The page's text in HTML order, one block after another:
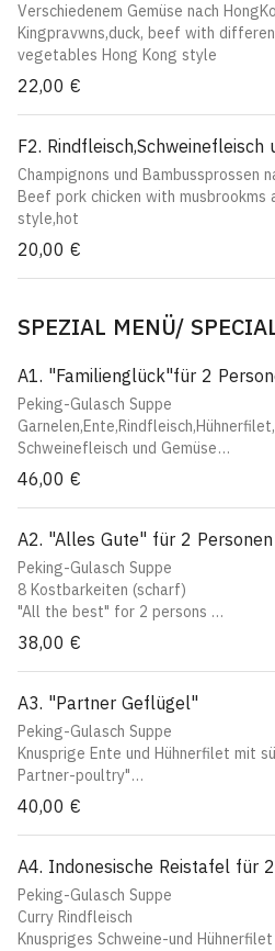
Verschiedenem Gemüse nach
Kingpravwns,duck, beef with
vegetables Hong Kong style
22,00 €
F2.
Champignons und Bambussprossen
Beef pork chicken with musbrookms
style,hot
20,00 €
SPEZIAL MENÜ/
A1. "Familienglück"für 2
Peking-Gulasch Suppe
Garnelen,Ente,Rindfleisch,Hühnerfilet,
Schweinefleisch und Gemüse
"Lucky family"for 2 persons
Peking soup
Kingprawns, duck,beef,chiken, pork
vgetables
46,00 €
A2. "Alles Gute" für 2 Personen
Peking-Gulasch Suppe
8 Kostbarkeiten (scharf)
"All the best" for 2 persons
Peking soup
8 treaures, hot
38,00 €
A3. "Partner Geflügel"
Peking-Gulasch Suppe
Knusprige Ente und Hühnerfilet mit
Partner-poultry"
Peking soup
Crispy duck and chicken with sweeet
40,00 €
A4. Indonesische Reistafel für
Peking-Gulasch Suppe
Curry Rindfleisch
Knuspriges Schweine-und